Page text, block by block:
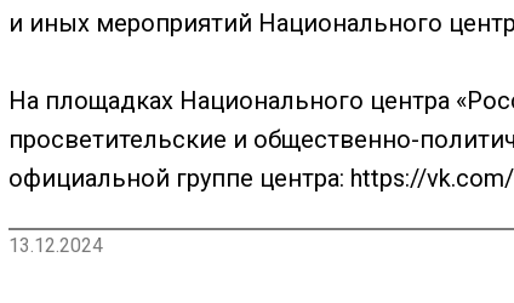
и иных мероприятий Национального
На площадках Национального центра
просветительские и общественно-
официальной группе центра: https://
13.12.2024